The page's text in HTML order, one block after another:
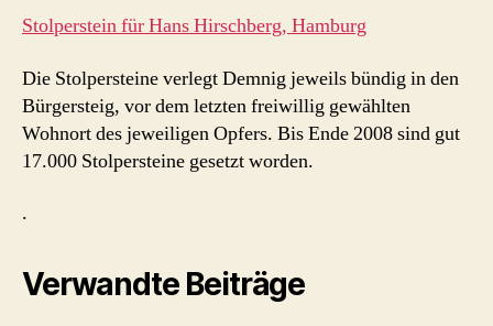
Stolperstein für Hans Hirschberg, Hamburg
Die Stolpersteine verlegt Demnig jeweils bündig in den
Bürgersteig, vor dem letzten freiwillig gewählten
Wohnort des jeweiligen Opfers. Bis Ende 2008 sind gut
17.000 Stolpersteine gesetzt worden.
.
Verwandte Beiträge